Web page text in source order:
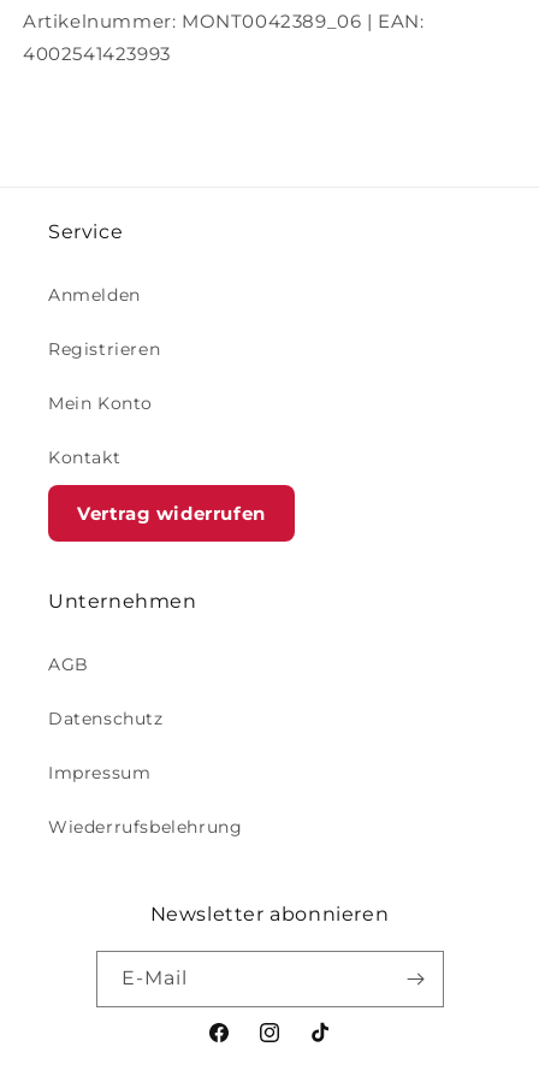
Artikelnummer: MONT0042389_06 | EAN:
4002541423993
Service
Anmelden
Registrieren
Mein Konto
Kontakt
Vertrag widerrufen
Unternehmen
AGB
Datenschutz
Impressum
Wiederrufsbelehrung
Newsletter abonnieren
E-Mail
FacebookInstagram
TikTok